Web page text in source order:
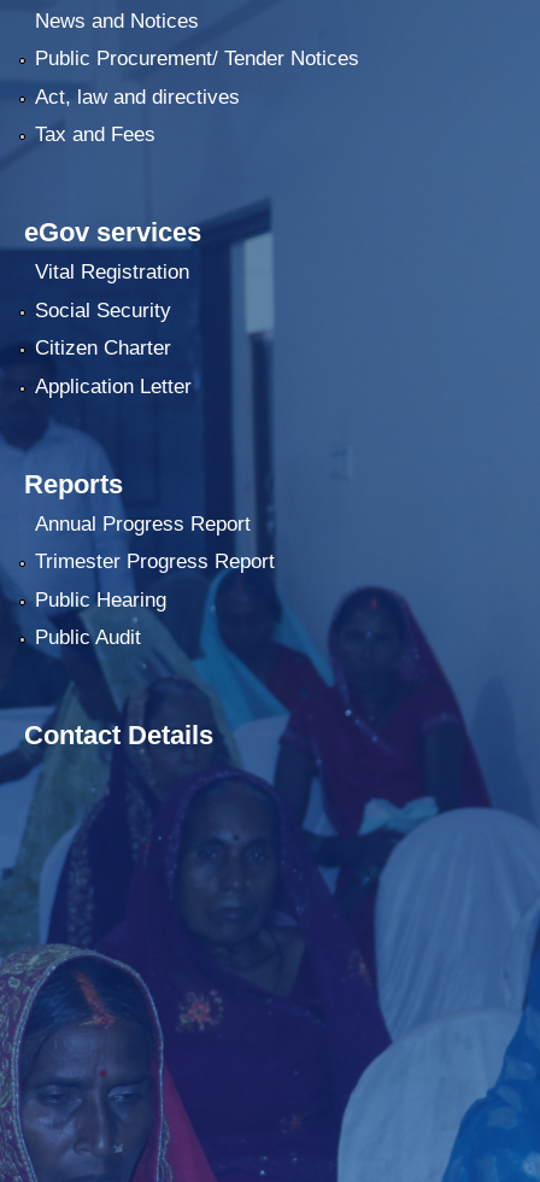
News and Notices
Public Procurement/ Tender Notices
Act, law and directives
Tax and Fees
eGov services
Vital Registration
Social Security
Citizen Charter
Application Letter
Reports
Annual Progress Report
Trimester Progress Report
Public Hearing
Public Audit
Contact Details